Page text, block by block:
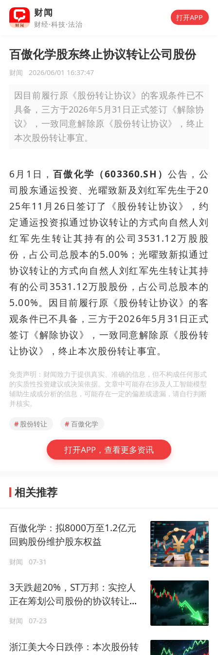
财闻
财经·科技·法治
打开APP
百傲化学股东终止协议转让公司股份
财闻 2026/06/01 16:37:47
因目前履行原《股份转让协议》的客观条件已不
具备，三方于2026年5月31日正式签订《解除协
议》，一致同意解除原《股份转让协议》，终止
本次股份转让事宜。
6月1日，百傲化学（603360.SH）公告，公
司股东通运投资、光曜致新及刘红军先生于20
25年11月26日签订了《股份转让协议》，约
定通运投资拟通过协议转让的方式向自然人刘
红军先生转让其持有的公司3531.12万股股
份，占公司总股本的5.00%；光曜致新拟通过
协议转让的方式向自然人刘红军先生转让其持
有的公司3531.12万股股份，占公司总股本的
5.00%。因目前履行原《股份转让协议》的客
观条件已不具备，三方于2026年5月31日正式
签订《解除协议》，一致同意解除原《股份转
让协议》，终止本次股份转让事宜。
免责声明：财闻致力于提供真实、准确的信息，但不构成任何形式
的实质性投资建议或决策依据。文章中可能存在涉及人工智能模型
辅助生成或分析的信息，可能存在一定的偏差或遗漏，请自行判断
并核实。
# 股份转让 # 百傲化学
打开APP，查看更多资讯
相关推荐
百傲化学：拟8000万至1.2亿元
回购股份维护股东权益
财闻 07-31
3天跌超20%，ST万邦：实控人
正在筹划公司股份的协议转让事
财闻 07-23
浙江美大今日跌停：本次股份转